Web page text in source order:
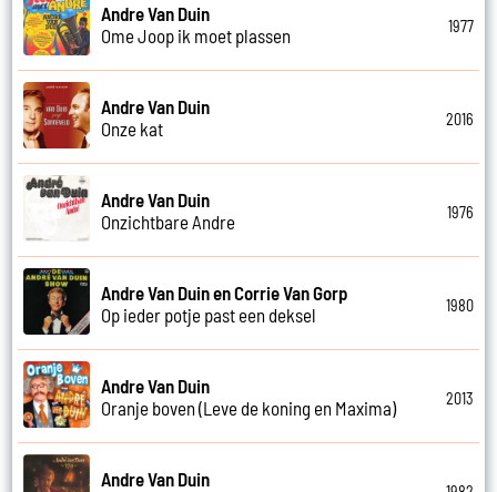
Andre Van Duin
Ome Joop ik moet plassen
1977
Andre Van Duin
Onze kat
2016
Andre Van Duin
Onzichtbare Andre
1976
Andre Van Duin en Corrie Van Gorp
Op ieder potje past een deksel
1980
Andre Van Duin
Oranje boven (Leve de koning en Maxima)
2013
Andre Van Duin